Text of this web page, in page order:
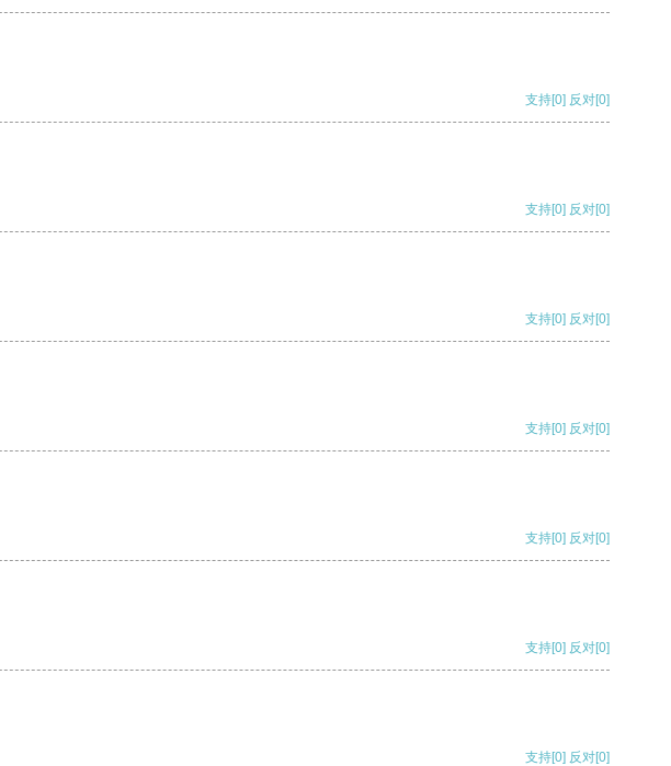
支持[0] 反对[0]
支持[0] 反对[0]
支持[0] 反对[0]
支持[0] 反对[0]
支持[0] 反对[0]
支持[0] 反对[0]
支持[0] 反对[0]